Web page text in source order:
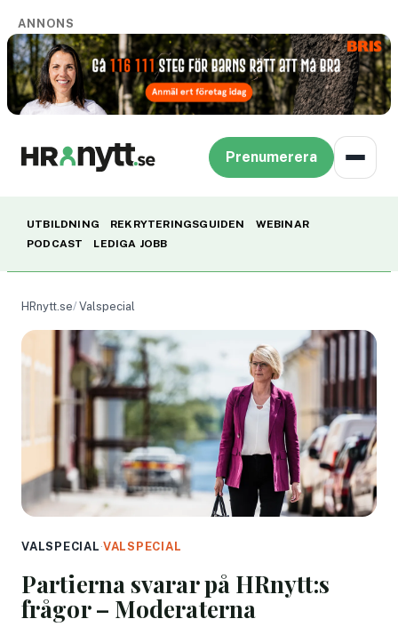
ANNONS
Prenumerera
UTBILDNING REKRYTERINGSGUIDEN
WEBINAR
PODCAST
LEDIGA JOBB
HRnytt.se Valspecial
VALSPECIAL ·VALSPECIAL
Partierna svarar på HRnytt:s
frågor – Moderaterna